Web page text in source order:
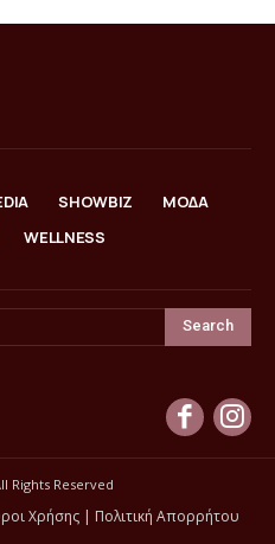
SHOWBIZ
ΜΟΔΑ
WELLNESS
Search
Rights Reserved
Χρήσης| Πολιτική Απορρήτου